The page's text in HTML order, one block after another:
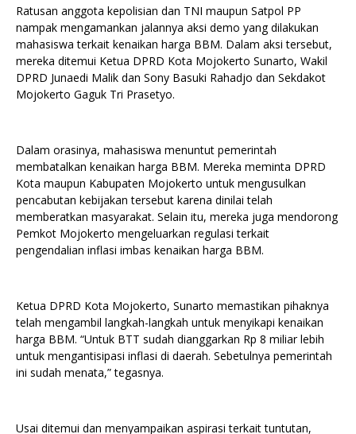
Ratusan anggota kepolisian dan TNI maupun Satpol PP
nampak mengamankan jalannya aksi demo yang dilakukan
mahasiswa terkait kenaikan harga BBM. Dalam aksi tersebut,
mereka ditemui Ketua DPRD Kota Mojokerto Sunarto, Wakil
DPRD Junaedi Malik dan Sony Basuki Rahadjo dan Sekdakot
Mojokerto Gaguk Tri Prasetyo.
Dalam orasinya, mahasiswa menuntut pemerintah
membatalkan kenaikan harga BBM. Mereka meminta DPRD
Kota maupun Kabupaten Mojokerto untuk mengusulkan
pencabutan kebijakan tersebut karena dinilai telah
memberatkan masyarakat. Selain itu, mereka juga mendorong
Pemkot Mojokerto mengeluarkan regulasi terkait
pengendalian inflasi imbas kenaikan harga BBM.
Ketua DPRD Kota Mojokerto, Sunarto memastikan pihaknya
telah mengambil langkah-langkah untuk menyikapi kenaikan
harga BBM. “Untuk BTT sudah dianggarkan Rp 8 miliar lebih
untuk mengantisipasi inflasi di daerah. Sebetulnya pemerintah
ini sudah menata,” tegasnya.
Usai ditemui dan menyampaikan aspirasi terkait tuntutan,